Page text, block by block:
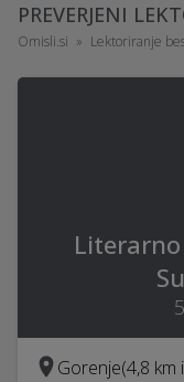
PREVERJENI
Omisli.si Lektoriranje
Gorenje(4,8 km